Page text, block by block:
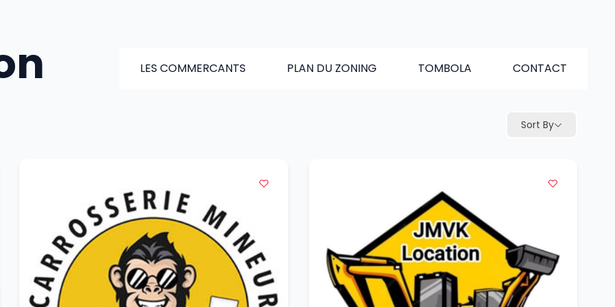
LES COMMERCANTS PLAN DU ZONING TOMBOLA CONTACT
Sort By